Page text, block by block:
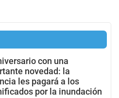
con una
novedad: la
les pagará a los
por la inundación